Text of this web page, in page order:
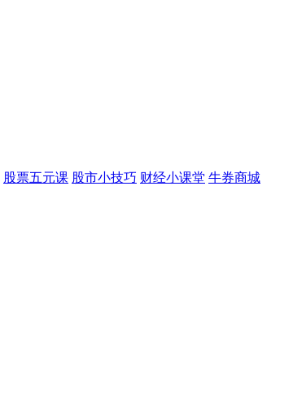
股票五元课 股市小技巧 财经小课堂 牛券商城